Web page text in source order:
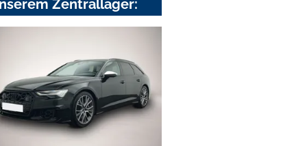
Zentrallager: